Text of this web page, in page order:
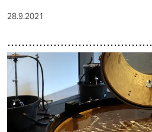
28.9.2021